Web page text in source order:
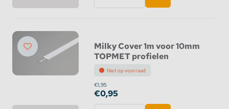
Milky Cover 1m voor 10mm
TOPMET profielen
Niet op voorraad
€1,95
€0,95